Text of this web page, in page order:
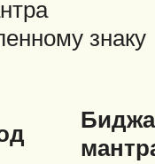
знаку